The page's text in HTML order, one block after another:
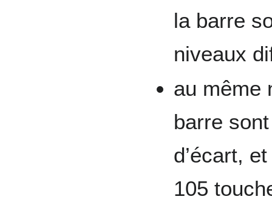
la barre
niveaux
au même
barre
d’écart,
105